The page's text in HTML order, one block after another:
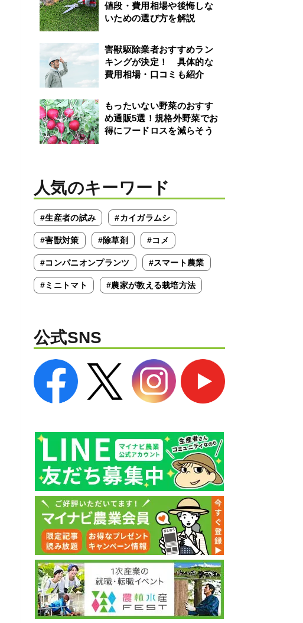
値段・費用相場や後悔しな
いための選び方を解説
害獣駆除業者おすすめラン
キングが決定！ 具体的な
費用相場・口コミも紹介
もったいない野菜のおすす
め通販5選！規格外野菜でお
得にフードロスを減らそう
人気のキーワード
#生産者の試み #カイガラムシ
#害獣対策 #除草剤 #コメ
#コンパニオンプランツ #スマート農業
#ミニトマト #農家が教える栽培方法
公式SNS